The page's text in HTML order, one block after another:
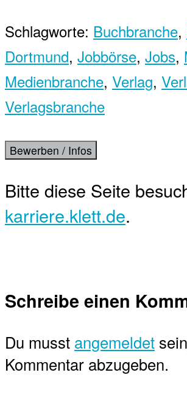
Schlagworte: Buchbranche,
Dortmund, Jobbörse, Jobs,
Medienbranche, Verlag,
Verlagsbranche
Bitte diese Seite
karriere.klett.de.
Schreibe einen
Du musst angemeldet
Kommentar abzugeben.